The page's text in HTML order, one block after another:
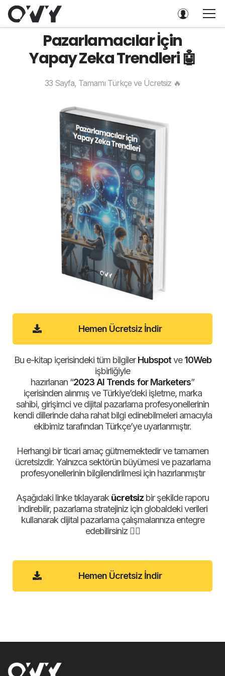
Pazarlamacılar İçin
Yapay Zeka Trendleri 🤖
33 Sayfa, Tamamı Türkçe ve Ücretsiz 🔥
Hemen Ücretsiz İndir
Bu e-kitap içerisindeki tüm bilgilerHubspotve10Web
işbirliğiyle
hazırlanan “2023 AI Trends for Marketers”
içerisinden alınmış ve Türkiye’deki işletme, marka
sahibi, girişimci ve dijital pazarlama profesyonellerinin
kendi dillerinde daha rahat bilgi edinebilmeleri amacıyla
ekibimiz tarafından Türkçe’ye uyarlanmıştır.
Herhangi bir ticari amaç gütmemektedir ve tamamen
ücretsizdir. Yalnızca sektörün büyümesi ve pazarlama
profesyonellerinin bilgilendirilmesi için hazırlanmıştır
Aşağıdaki linke tıklayarak ücretsiz bir şekilde raporu
indirebilir, pazarlama stratejiniz için globaldeki verileri
kullanarak dijital pazarlama çalışmalarınıza entegre
edebilirsiniz 👇🏻
Hemen Ücretsiz İndir